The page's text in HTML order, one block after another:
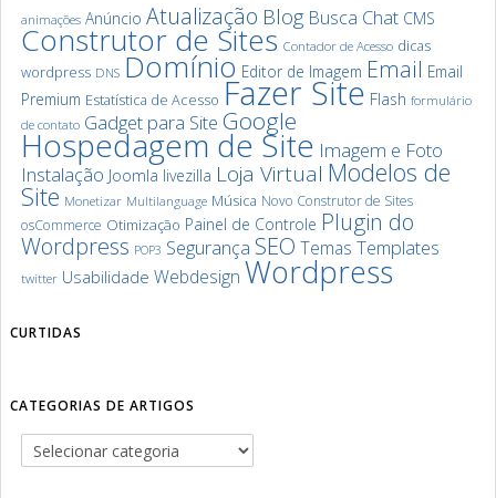
animações Anúncio Atualização Blog Busca Chat CMS
Construtor de Sites Contador de Acesso dicas
wordpress DNS Domínio Editor de Imagem Email Email
Premium Estatística de Acesso Fazer Site Flash formulário
de contato Gadget para Site Google
Hospedagem de Site Imagem e Foto
Instalação Joomla livezilla Loja Virtual Modelos de
Site Monetizar Multilanguage Música Novo Construtor de Sites
osCommerce Otimização Painel de Controle Plugin do
Wordpress POP3 Segurança SEO Temas Templates
twitter Usabilidade Webdesign Wordpress
CURTIDAS
CATEGORIAS DE ARTIGOS